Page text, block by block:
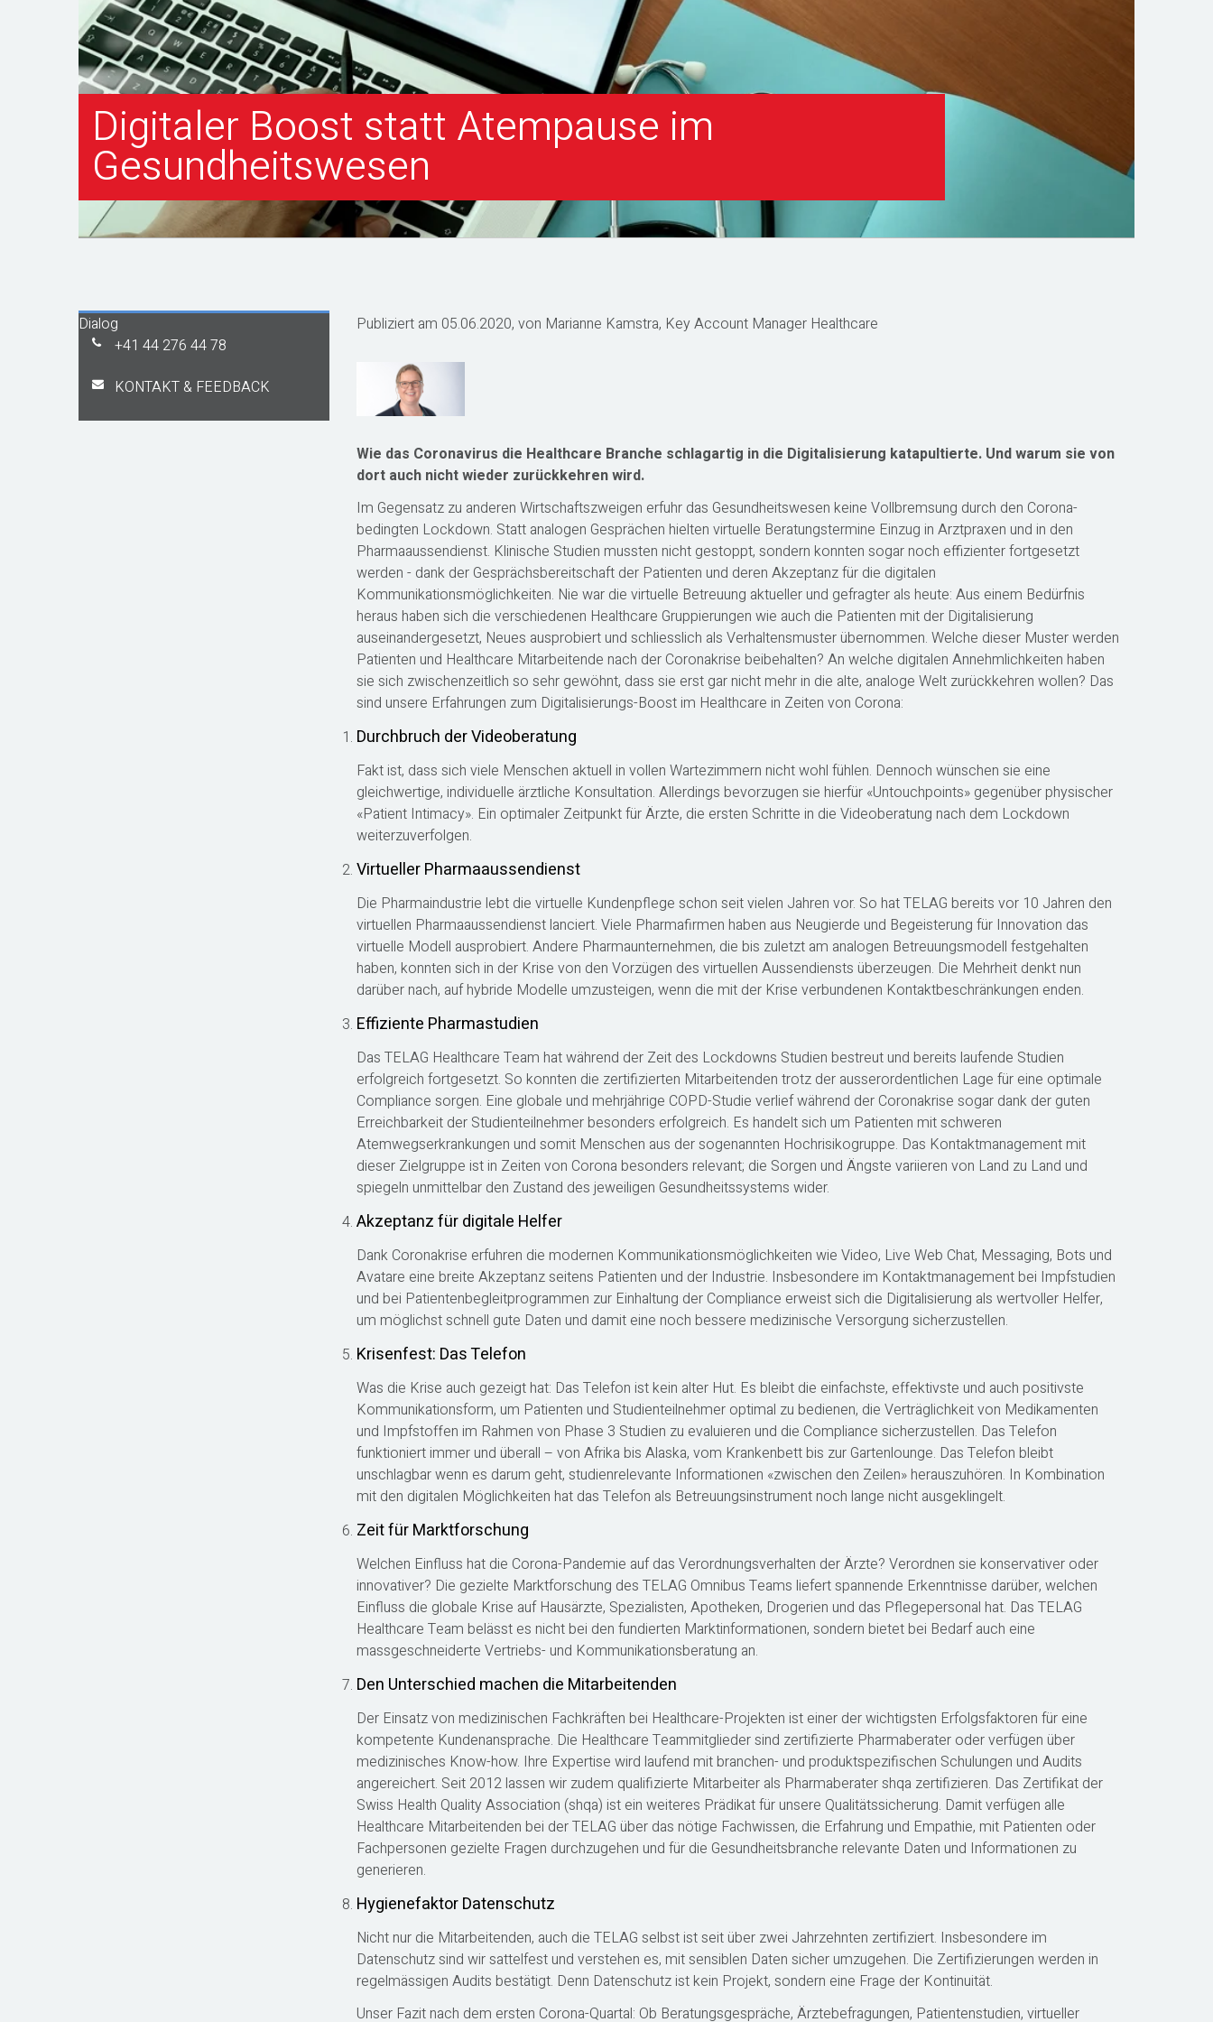
Digitaler Boost statt Atempause im
Gesundheitswesen
Publiziert am 05.06.2020, von Marianne Kamstra, Key Account Manager Healthcare
Wie das Coronavirus die Healthcare Branche schlagartig in die Digitalisierung katapultierte. Und warum sie von
dort auch nicht wieder zurückkehren wird.
Im Gegensatz zu anderen Wirtschaftszweigen erfuhr das Gesundheitswesen keine Vollbremsung durch den Corona-
bedingten Lockdown. Statt analogen Gesprächen hielten virtuelle Beratungstermine Einzug in Arztpraxen und in den
Pharmaaussendienst. Klinische Studien mussten nicht gestoppt, sondern konnten sogar noch effizienter fortgesetzt
werden - dank der Gesprächsbereitschaft der Patienten und deren Akzeptanz für die digitalen
Kommunikationsmöglichkeiten. Nie war die virtuelle Betreuung aktueller und gefragter als heute: Aus einem Bedürfnis
heraus haben sich die verschiedenen Healthcare Gruppierungen wie auch die Patienten mit der Digitalisierung
auseinandergesetzt, Neues ausprobiert und schliesslich als Verhaltensmuster übernommen. Welche dieser Muster werden
Patienten und Healthcare Mitarbeitende nach der Coronakrise beibehalten? An welche digitalen Annehmlichkeiten haben
sie sich zwischenzeitlich so sehr gewöhnt, dass sie erst gar nicht mehr in die alte, analoge Welt zurückkehren wollen? Das
sind unsere Erfahrungen zum Digitalisierungs-Boost im Healthcare in Zeiten von Corona:
Durchbruch der Videoberatung
Fakt ist, dass sich viele Menschen aktuell in vollen Wartezimmern nicht wohl fühlen. Dennoch wünschen sie eine
gleichwertige, individuelle ärztliche Konsultation. Allerdings bevorzugen sie hierfür «Untouchpoints» gegenüber physischer
«Patient Intimacy». Ein optimaler Zeitpunkt für Ärzte, die ersten Schritte in die Videoberatung nach dem Lockdown
weiterzuverfolgen.
Virtueller Pharmaaussendienst
Die Pharmaindustrie lebt die virtuelle Kundenpflege schon seit vielen Jahren vor. So hat TELAG bereits vor 10 Jahren den
virtuellen Pharmaaussendienst lanciert. Viele Pharmafirmen haben aus Neugierde und Begeisterung für Innovation das
virtuelle Modell ausprobiert. Andere Pharmaunternehmen, die bis zuletzt am analogen Betreuungsmodell festgehalten
haben, konnten sich in der Krise von den Vorzügen des virtuellen Aussendiensts überzeugen. Die Mehrheit denkt nun
darüber nach, auf hybride Modelle umzusteigen, wenn die mit der Krise verbundenen Kontaktbeschränkungen enden.
Effiziente Pharmastudien
Das TELAG Healthcare Team hat während der Zeit des Lockdowns Studien bestreut und bereits laufende Studien
erfolgreich fortgesetzt. So konnten die zertifizierten Mitarbeitenden trotz der ausserordentlichen Lage für eine optimale
Compliance sorgen. Eine globale und mehrjährige COPD-Studie verlief während der Coronakrise sogar dank der guten
Erreichbarkeit der Studienteilnehmer besonders erfolgreich. Es handelt sich um Patienten mit schweren
Atemwegserkrankungen und somit Menschen aus der sogenannten Hochrisikogruppe. Das Kontaktmanagement mit
dieser Zielgruppe ist in Zeiten von Corona besonders relevant; die Sorgen und Ängste variieren von Land zu Land und
spiegeln unmittelbar den Zustand des jeweiligen Gesundheitssystems wider.
Akzeptanz für digitale Helfer
Dank Coronakrise erfuhren die modernen Kommunikationsmöglichkeiten wie Video, Live Web Chat, Messaging, Bots und
Avatare eine breite Akzeptanz seitens Patienten und der Industrie. Insbesondere im Kontaktmanagement bei Impfstudien
und bei Patientenbegleitprogrammen zur Einhaltung der Compliance erweist sich die Digitalisierung als wertvoller Helfer,
um möglichst schnell gute Daten und damit eine noch bessere medizinische Versorgung sicherzustellen.
Krisenfest: Das Telefon
Was die Krise auch gezeigt hat: Das Telefon ist kein alter Hut. Es bleibt die einfachste, effektivste und auch positivste
Kommunikationsform, um Patienten und Studienteilnehmer optimal zu bedienen, die Verträglichkeit von Medikamenten
und Impfstoffen im Rahmen von Phase 3 Studien zu evaluieren und die Compliance sicherzustellen. Das Telefon
funktioniert immer und überall – von Afrika bis Alaska, vom Krankenbett bis zur Gartenlounge. Das Telefon bleibt
unschlagbar wenn es darum geht, studienrelevante Informationen «zwischen den Zeilen» herauszuhören. In Kombination
mit den digitalen Möglichkeiten hat das Telefon als Betreuungsinstrument noch lange nicht ausgeklingelt.
Zeit für Marktforschung
Welchen Einfluss hat die Corona-Pandemie auf das Verordnungsverhalten der Ärzte? Verordnen sie konservativer oder
innovativer? Die gezielte Marktforschung des TELAG Omnibus Teams liefert spannende Erkenntnisse darüber, welchen
Einfluss die globale Krise auf Hausärzte, Spezialisten, Apotheken, Drogerien und das Pflegepersonal hat. Das TELAG
Healthcare Team belässt es nicht bei den fundierten Marktinformationen, sondern bietet bei Bedarf auch eine
massgeschneiderte Vertriebs- und Kommunikationsberatung an.
Den Unterschied machen die Mitarbeitenden
Der Einsatz von medizinischen Fachkräften bei Healthcare-Projekten ist einer der wichtigsten Erfolgsfaktoren für eine
kompetente Kundenansprache. Die Healthcare Teammitglieder sind zertifizierte Pharmaberater oder verfügen über
medizinisches Know-how. Ihre Expertise wird laufend mit branchen- und produktspezifischen Schulungen und Audits
angereichert. Seit 2012 lassen wir zudem qualifizierte Mitarbeiter als Pharmaberater shqa zertifizieren. Das Zertifikat der
Swiss Health Quality Association (shqa) ist ein weiteres Prädikat für unsere Qualitätssicherung. Damit verfügen alle
Healthcare Mitarbeitenden bei der TELAG über das nötige Fachwissen, die Erfahrung und Empathie, mit Patienten oder
Fachpersonen gezielte Fragen durchzugehen und für die Gesundheitsbranche relevante Daten und Informationen zu
generieren.
Hygienefaktor Datenschutz
Nicht nur die Mitarbeitenden, auch die TELAG selbst ist seit über zwei Jahrzehnten zertifiziert. Insbesondere im
Datenschutz sind wir sattelfest und verstehen es, mit sensiblen Daten sicher umzugehen. Die Zertifizierungen werden in
regelmässigen Audits bestätigt. Denn Datenschutz ist kein Projekt, sondern eine Frage der Kontinuität.
Unser Fazit nach dem ersten Corona-Quartal: Ob Beratungsgespräche, Ärztebefragungen, Patientenstudien, virtueller
Dialog
+41 44 276 44 78
KONTAKT & FEEDBACK